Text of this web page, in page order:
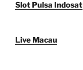
Slot Pulsa Indosat
Live Macau